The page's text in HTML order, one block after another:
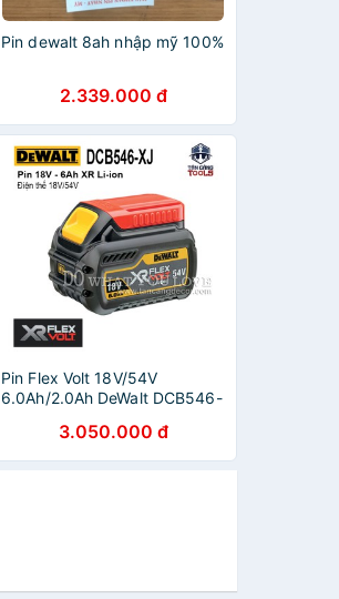
Pin dewalt 8ah nhập mỹ 100%
2.339.000 đ
Pin Flex Volt 18V/54V
6.0Ah/2.0Ah DeWalt DCB546-
3.050.000 đ